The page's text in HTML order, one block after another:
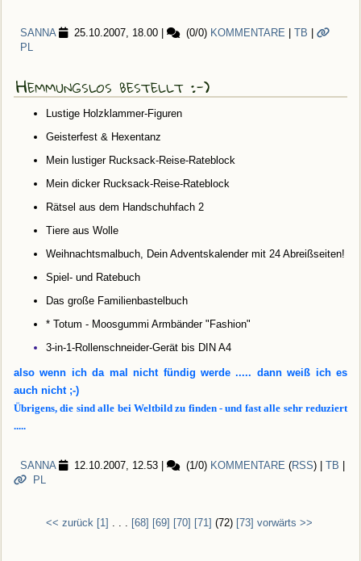
SANNA 25.10.2007, 18.00 (0/0) KOMMENTARE TB
PL
Hemmungslos bestellt :-)
Lustige Holzklammer-Figuren
Geisterfest & Hexentanz
Mein lustiger Rucksack-Reise-Rateblock
Mein dicker Rucksack-Reise-Rateblock
Rätsel aus dem Handschuhfach 2
Tiere aus Wolle
Weihnachtsmalbuch, Dein Adventskalender mit 24 Abreißseiten!
Spiel- und Ratebuch
Das große Familienbastelbuch
* Totum - Moosgummi Armbänder "Fashion"
3-in-1-Rollenschneider-Gerät bis DIN A4
also wenn ich da mal nicht fündig werde ..... dann weiß ich es
auch nicht ;-)
Übrigens, die sind alle bei Weltbild zu finden - und fast alle sehr reduziert
.....
SANNA 12.10.2007, 12.53 (1/0) KOMMENTARE (RSS) | TB
PL
<< zurück [1] [68] [69] [70] [71] (72) [73] vorwärts >>